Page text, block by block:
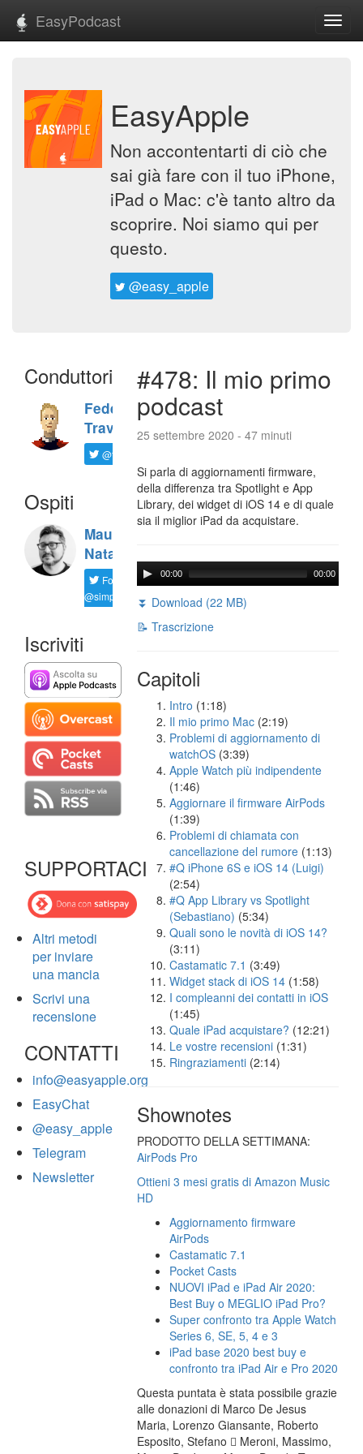
EasyPodcast
EasyApple
Non accontentarti di ciò che
sai già fare con il tuo iPhone,
iPad o Mac: c'è tanto altro da
scoprire. Noi siamo qui per
questo.
@easy_apple
Conduttori
Federico
Travaini
@ftrava
Ospiti
Maurizio
Natali
Follow
@simplemal
Iscriviti
SUPPORTACI
Altri metodi
per inviare
una mancia
Scrivi una
recensione
CONTATTI
info@easyapple.org
EasyChat
@easy_apple
Telegram
Newsletter
#478: Il mio primo
podcast
25 settembre 2020 - 47 minuti
Si parla di aggiornamenti firmware,
della differenza tra Spotlight e App
Library, dei widget di iOS 14 e di quale
sia il miglior iPad da acquistare.
00:00 00:00
⏬ Download (22 MB)
📝 Trascrizione
Capitoli
Intro (1:18)
Il mio primo Mac (2:19)
Problemi di aggiornamento di
watchOS (3:39)
Apple Watch più indipendente
(1:46)
Aggiornare il firmware AirPods
(1:39)
Problemi di chiamata con
cancellazione del rumore (1:13)
#Q iPhone 6S e iOS 14 (Luigi)
(2:54)
#Q App Library vs Spotlight
(Sebastiano) (5:34)
Quali sono le novità di iOS 14?
(3:11)
Castamatic 7.1 (3:49)
Widget stack di iOS 14 (1:58)
I compleanni dei contatti in iOS
(1:45)
Quale iPad acquistare? (12:21)
Le vostre recensioni (1:31)
Ringraziamenti (2:14)
Shownotes
PRODOTTO DELLA SETTIMANA:
AirPods Pro
Ottieni 3 mesi gratis di Amazon Music
HD
Aggiornamento firmware
AirPods
Castamatic 7.1
Pocket Casts
NUOVI iPad e iPad Air 2020:
Best Buy o MEGLIO iPad Pro?
Super confronto tra Apple Watch
Series 6, SE, 5, 4 e 3
iPad base 2020 best buy e
confronto tra iPad Air e Pro 2020
Questa puntata è stata possibile grazie
alle donazioni di Marco De Jesus
Maria, Lorenzo Giansante, Roberto
Esposito, Stefano  Meroni, Massimo,